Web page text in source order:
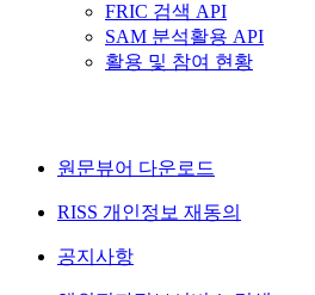
FRIC 검색 API
SAM 분석활용 API
활용 및 참여 현황
원문뷰어 다운로드
RISS 개인정보 재동의
공지사항